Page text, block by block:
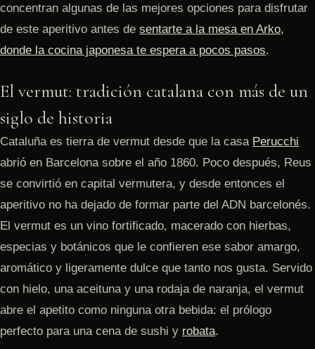
concentran algunas de las mejores opciones para disfrutar
de este aperitivo antes de sentarte a la mesa en Arko,
donde la cocina japonesa te espera a pocos pasos.
El vermut: tradición catalana con más de un
siglo de historia
Cataluña es tierra de vermut desde que la casa Perucchi
abrió en Barcelona sobre el año 1860. Poco después, Reus
se convirtió en capital vermutera, y desde entonces el
aperitivo no ha dejado de formar parte del ADN barcelonés.
El vermut es un vino fortificado, macerado con hierbas,
especias y botánicos que le confieren ese sabor amargo,
aromático y ligeramente dulce que tanto nos gusta. Servido
con hielo, una aceituna y una rodaja de naranja, el vermut
abre el apetito como ninguna otra bebida: el prólogo
perfecto para una cena de sushi y robata.